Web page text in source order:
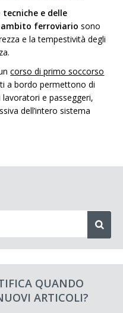
tecniche e delle
ambito ferroviario sono
e la tempestività degli
corso di primo soccorso
a bordo permettono di
e passeggeri,
dell’intero sistema
QUANDO
ARTICOLI?